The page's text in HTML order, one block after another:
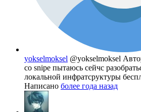
yokselmoksel @yokselmoksel
со snipe пытаюсь сейчс
локальной инфратсруктуры
Написано более года назад